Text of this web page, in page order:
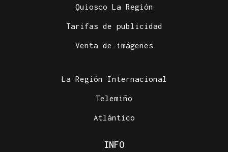
Quiosco La Región
Tarifas de publicidad
Venta de imágenes
La Región Internacional
Telemiño
Atlántico
INFO